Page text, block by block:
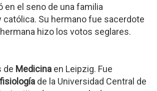
en el seno de una familia
católica. Su hermano fue sacerdote
hizo los votos seglares.
de Medicina en Leipzig. Fue
de la Universidad Central de